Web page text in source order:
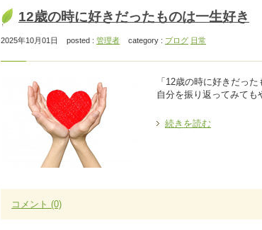
12歳の時に好きだったものは一生好き
2025年10月01日 posted : 管理者 category : ブログ 日常
「12歳の時に好きだっ
自分を振り返ってみても
続きを読む
コメント (0)